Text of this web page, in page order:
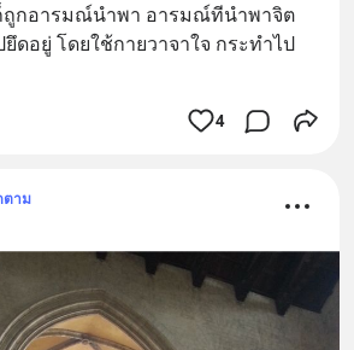
ถูกอารมณ์นำพา อารมณ์ทีนำพาจิต
ยึดอยู่ โดยใช้กายวาจาใจ กระทำไป
4
ตาม